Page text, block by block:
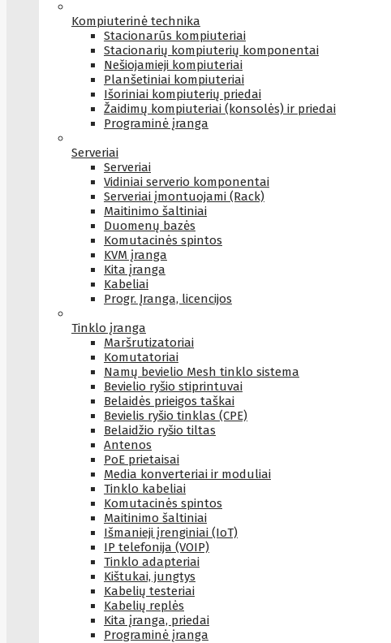
Kompiuterinė technika
Stacionarūs kompiuteriai
Stacionarių kompiuterių komponentai
Nešiojamieji kompiuteriai
Planšetiniai kompiuteriai
Išoriniai kompiuterių priedai
Žaidimų kompiuteriai (konsolės) ir priedai
Programinė įranga
Serveriai
Serveriai
Vidiniai serverio komponentai
Serveriai įmontuojami (Rack)
Maitinimo šaltiniai
Duomenų bazės
Komutacinės spintos
KVM įranga
Kita įranga
Kabeliai
Progr. Įranga, licencijos
Tinklo įranga
Maršrutizatoriai
Komutatoriai
Namų bevielio Mesh tinklo sistema
Bevielio ryšio stiprintuvai
Belaidės prieigos taškai
Bevielis ryšio tinklas (CPE)
Belaidžio ryšio tiltas
Antenos
PoE prietaisai
Media konverteriai ir moduliai
Tinklo kabeliai
Komutacinės spintos
Maitinimo šaltiniai
Išmanieji įrenginiai (IoT)
IP telefonija (VOIP)
Tinklo adapteriai
Kištukai, jungtys
Kabelių testeriai
Kabelių replės
Kita įranga, priedai
Programinė įranga